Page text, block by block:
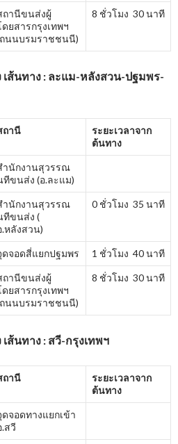
ถานีขนส่งผู้
ดยสารกรุงเทพฯ
นนบรมราชชนนี)
8 ชั่วโมง 30 นาที
ส้นทาง : ละแม-หลังสวน-ปฐมพร-
ถานี
ระยะเวลาจาก
ต้นทาง
ำนักงานสุวรรณ
ทีขนส่ง (อ.ละแม)
ำนักงานสุวรรณ
ทีขนส่ง (
.หลังสวน)
0 ชั่วโมง 35 นาที
ดจอดสี่แยกปฐมพร 1 ชั่วโมง 40 นาที
ถานีขนส่งผู้
ดยสารกรุงเทพฯ
นนบรมราชชนนี)
8 ชั่วโมง 30 นาที
นทาง : สวี-กรุงเทพฯ
ถานี
ระยะเวลาจาก
ต้นทาง
ดจอดทางแยกเข้า
.สวี